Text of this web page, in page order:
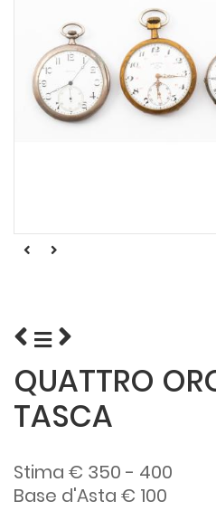
QUATTRO
TASCA
Stima € 350 - 400
Base d'Asta € 100